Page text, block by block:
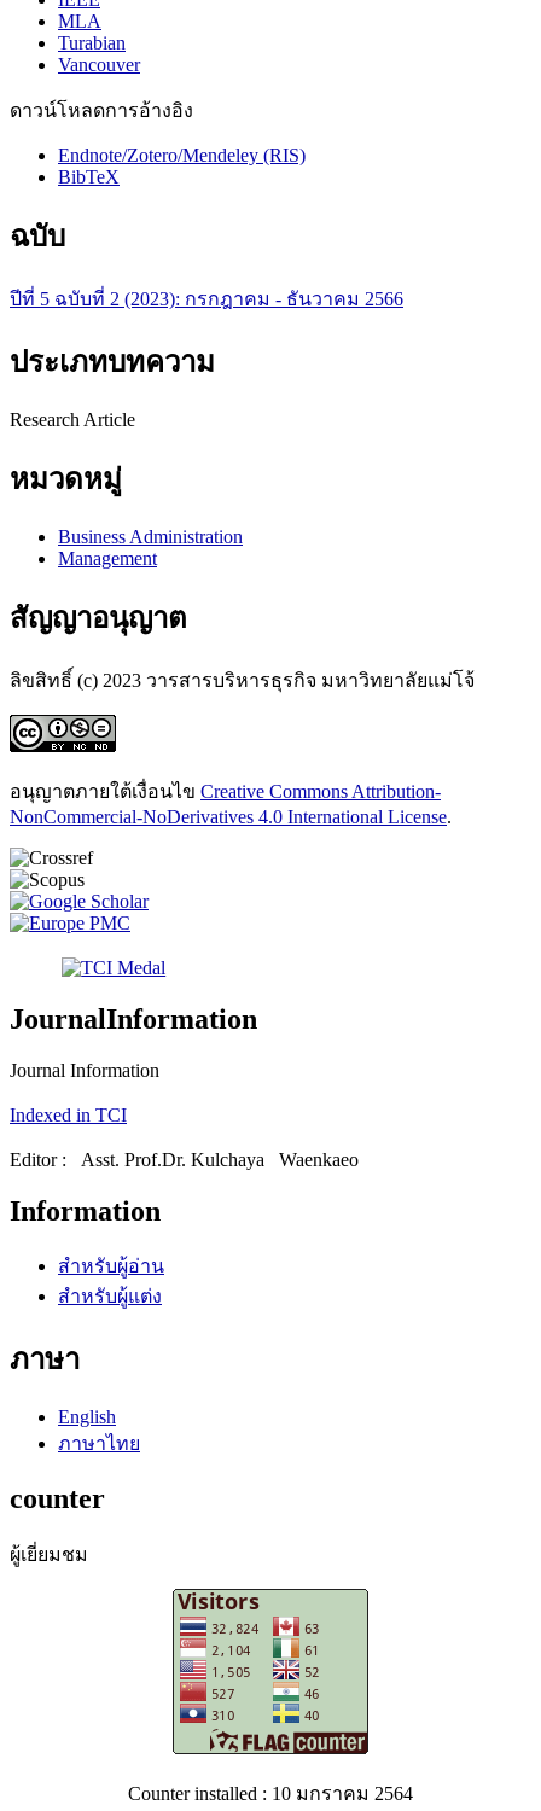
MLA
Turabian
Vancouver
ดาวน์โหลดการอ้างอิง
Endnote/Zotero/Mendeley (RIS)
BibTeX
ฉบับ
ปีที่ 5 ฉบับที่ 2 (2023): กรกฎาคม - ธันวาคม 2566
ประเภทบทความ
Research Article
หมวดหมู่
Business Administration
Management
สัญญาอนุญาต
ลิขสิทธิ์ (c) 2023 วารสารบริหารธุรกิจ มหาวิทยาลัยแม่โจ้
อนุญาตภายใต้เงื่อนไข Creative Commons Attribution-
NonCommercial-NoDerivatives 4.0 International License.
JournalInformation
Journal Information
Indexed in TCI
Editor : Asst. Prof.Dr. Kulchaya Waenkaeo
Information
สำหรับผู้อ่าน
สำหรับผู้แต่ง
ภาษา
English
ภาษาไทย
counter
ผู้เยี่ยมชม
Counter installed : 10 มกราคม 2564